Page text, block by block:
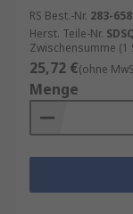
RS Best.-Nr. 283-
Herst. Teile-Nr.
Zwischensumme (1
25,72 €(ohne
Menge